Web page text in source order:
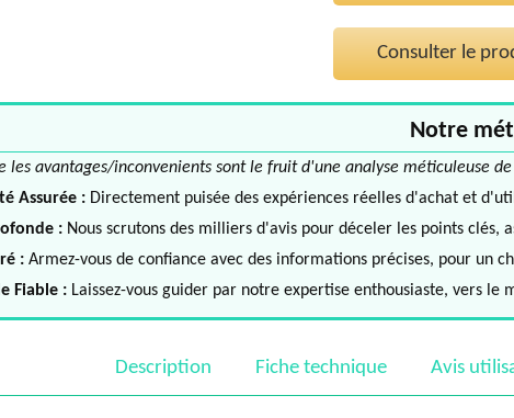
Consulter le
Notre
les avantages/inconvenients sont le fruit d'une analyse méticuleuse
Assurée : Directement puisée des expériences réelles d'achat et
: Nous scrutons des milliers d'avis pour déceler les points
: Armez-vous de confiance avec des informations précises, pour un
Fiable : Laissez-vous guider par notre expertise enthousiaste, vers le
Description Fiche technique Avis